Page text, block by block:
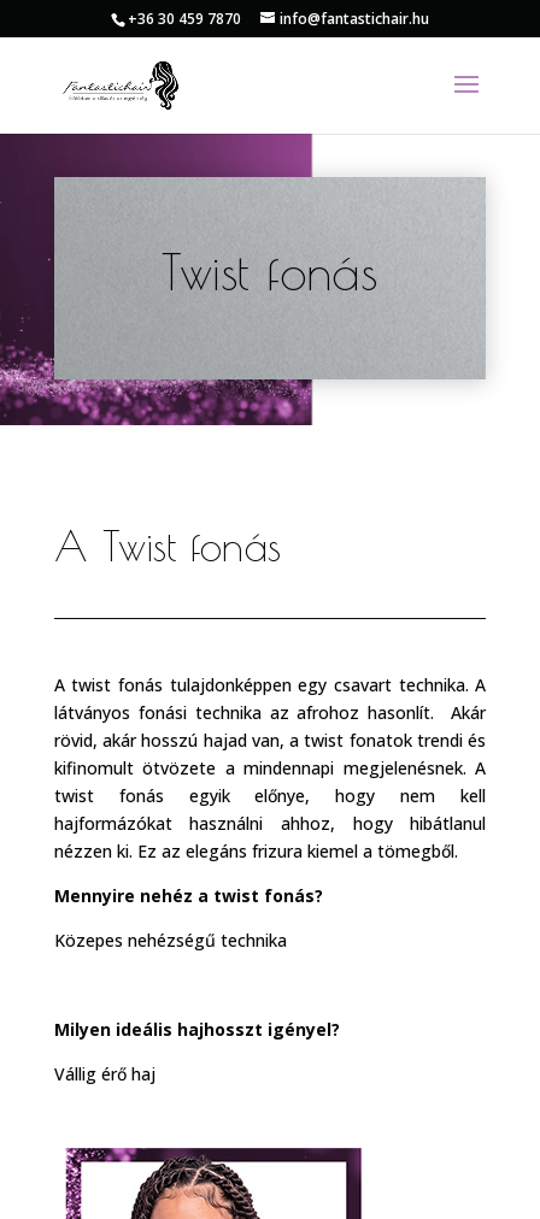
+36 30 459 7870 info@fantastichair.hu
Twist fonás
A Twist fonás
A twist fonás tulajdonképpen egy csavart technika. A
látványos fonási technika az afrohoz hasonlít. Akár
rövid, akár hosszú hajad van, a twist fonatok trendi és
kifinomult ötvözete a mindennapi megjelenésnek. A
twist fonás egyik előnye, hogy nem kell
hajformázókat használni ahhoz, hogy hibátlanul
nézzen ki. Ez az elegáns frizura kiemel a tömegből.
Mennyire nehéz a twist fonás?
Közepes nehézségű technika
Milyen ideális hajhosszt igényel?
Vállig érő haj